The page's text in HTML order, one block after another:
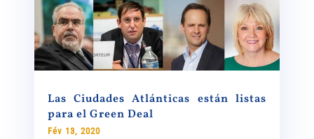
Las Ciudades Atlánticas están listas
para el Green Deal
Fév 13, 2020